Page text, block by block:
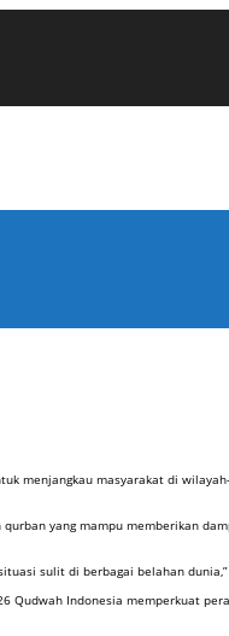
menjangkau masyarakat di
yang mampu memberikan
sulit di berbagai belahan
Indonesia memperkuat